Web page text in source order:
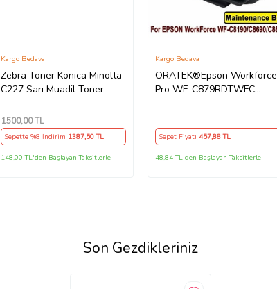
Zebra Toner Konica Minolta
C227 Sarı Muadil Toner
Kargo Bedava
1500,00 TL
Sepette %8 İndirim 1387,50 TL
148,00 TL'den Başlayan Taksitlerle
ORATEK®Epson Workforce
Pro WF-C879RDTWFC
Kargo Bedava
Sepet Fiyatı 457,88 TL
48,84 TL'den Başlayan Taksitlerle
Son Gezdikleriniz